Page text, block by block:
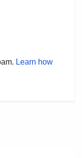
Learn how